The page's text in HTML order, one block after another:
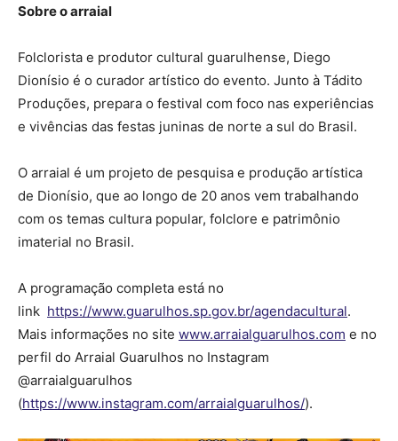
Sobre o arraial
Folclorista e produtor cultural guarulhense, Diego
Dionísio é o curador artístico do evento. Junto à Tádito
Produções, prepara o festival com foco nas experiências
e vivências das festas juninas de norte a sul do Brasil.
O arraial é um projeto de pesquisa e produção artística
de Dionísio, que ao longo de 20 anos vem trabalhando
com os temas cultura popular, folclore e patrimônio
imaterial no Brasil.
A programação completa está no
link https://www.guarulhos.sp.gov.br/agendacultural.
Mais informações no site www.arraialguarulhos.com e no
perfil do Arraial Guarulhos no Instagram
@arraialguarulhos
(https://www.instagram.com/arraialguarulhos/).